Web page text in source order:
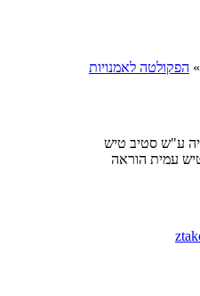
» הפקולטה לאמנויות
ע"ש סטיב טיש
עמית הוראה